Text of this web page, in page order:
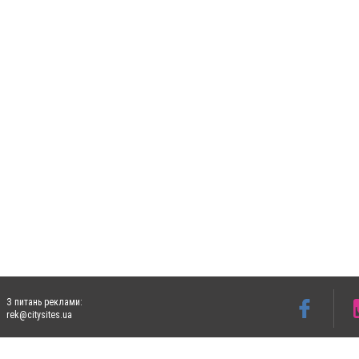
З питань реклами:
rek@citysites.ua